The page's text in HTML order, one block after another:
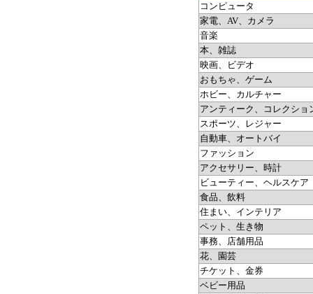
コンピュータ
家電、AV、カメラ
音楽
本、雑誌
映画、ビデオ
おもちゃ、ゲーム
ホビー、カルチャー
アンティーク、コレクショ
スポーツ、レジャー
自動車、オートバイ
ファッション
アクセサリー、時計
ビューティー、ヘルスケア
食品、飲料
住まい、インテリア
ペット、生き物
事務、店舗用品
花、園芸
チケット、金券
ベビー用品